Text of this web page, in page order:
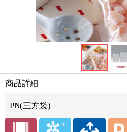
商品詳細
PN(三方袋)